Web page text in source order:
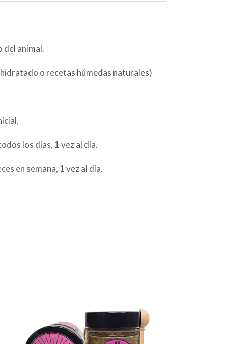
del animal.
o recetas húmedas naturales)
los días, 1 vez al día.
en semana, 1 vez al día.